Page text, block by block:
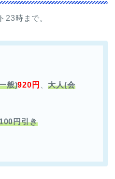
23時まで。
般)920円 、大人(会
円引き